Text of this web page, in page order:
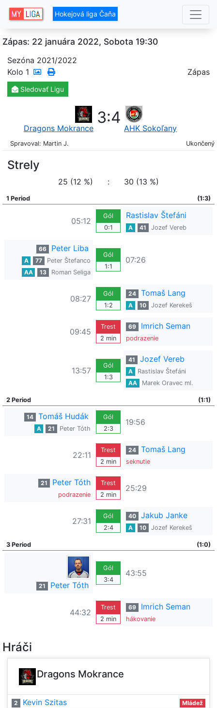
Hokejová liga Čaňa
Zápas: 22 januára 2022, Sobota 19:30
Sezóna 2021/2022
Kolo 1 Zápas
Sledovať Ligu
Dragons Mokrance
3:4
AHK Sokoľany
Spravoval: Martin J. Ukončený
Strely
25 (12 %) : 30 (13 %)
1 Period (1:3)
05:12
Gól
0:1
Rastislav Štefáni
A 41 Jozef Vereb
66 Peter Liba
A 77
Peter Štefanco
AA
13 Roman Seliga
Gól
1:1
07:26
08:27
Gól
1:2
24 Tomaš Lang
A 10 Jozef Kerekeš
09:45
Trest
2 min
69 Imrich Seman
podrazenie
13:57
Gól
1:3
41 Jozef Vereb
A
Rastislav Štefáni
AA
Marek Oravec ml.
2 Period (1:1)
14 Tomáš Hudák
A 21 Peter Tóth
Gól
2:3
19:56
22:11
Trest
2 min
24 Tomaš Lang
seknutie
21 Peter Tóth
podrazenie
Trest
2 min
25:29
27:31
Gól
2:4
40 Jakub Janke
A 10 Jozef Kerekeš
3 Period (1:0)
21 Peter Tóth
Gól
3:4
43:55
44:32
Trest
2 min
69 Imrich Seman
hákovanie
Hráči
Dragons Mokrance
2 Kevin Szitas Mládež